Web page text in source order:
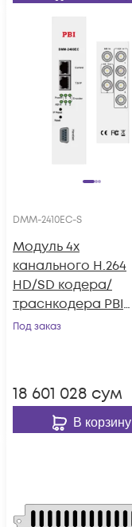
DMM-2410EC-S
Модуль 4х
канального H.264
HD/SD кодера/
траснкодера PBI
DMM-2410EC-S для
Под заказ
18 601 028 сум
В корзину